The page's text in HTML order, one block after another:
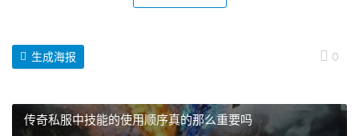
0
生成海报
传奇私服中技能的使用顺序真的那么重要吗